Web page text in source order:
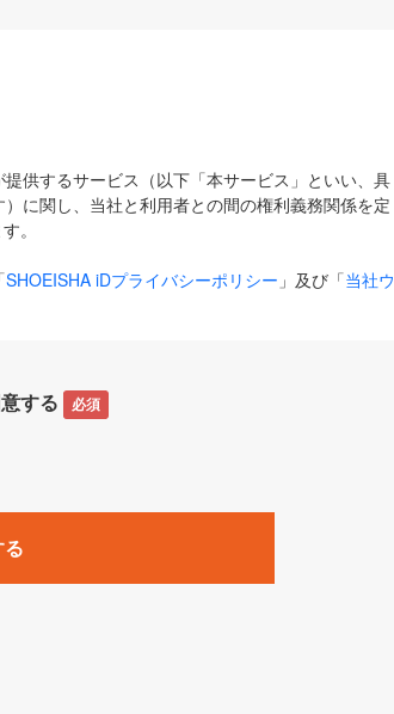
供するサービス（以下「本サービス」といい、具
に関し、当社と利用者との間の権利義務関係を定
。
SHOEISHA iDプライバシーポリシー 」及び「当社ウ
や内容が変更された場合、変更後のサービスを含
トやキャンペーンをいいます。
」「ECzine」「Biz/Zine」「HRzine」
する 必須